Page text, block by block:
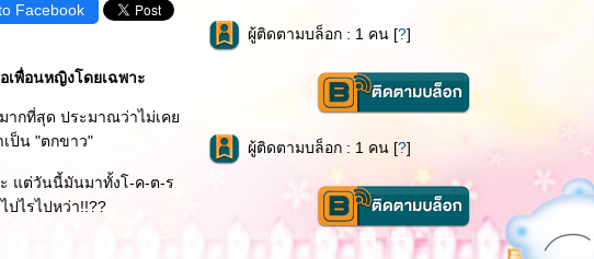
Facebook
เพื่อนหญิงโดยเฉพาะ
มากที่สุด ประมาณว่าไม่เค
เป็น "ตกขาว"
แต่วันนี้มันมาทั้งโ-ค-ต-ร
ปไรไปหว่า!!??
ผู้ติดตามบล็อก : 1 คน [?]
ผู้ติดตามบล็อก : 1 คน [?]